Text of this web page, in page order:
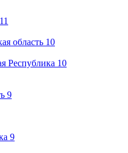
11
область 10
Республика 10
9
9